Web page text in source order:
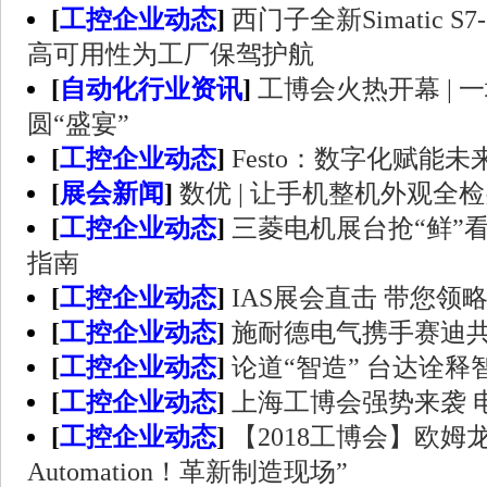
[工控企业动态] 西门子全新Simatic
高可用性为工厂保驾护航
[自动化行业资讯] 工博会火热开幕 |
圆“盛宴”
[工控企业动态] Festo：数字化赋能未
[展会新闻] 数优 | 让手机整机外观全
[工控企业动态] 三菱电机展台抢“鲜”
指南
[工控企业动态] IAS展会直击 带您领
[工控企业动态] 施耐德电气携手赛迪
[工控企业动态] 论道“智造” 台达诠释
[工控企业动态]
上海工博会强势来袭
[工控企业动态]
【2018工博会】欧姆
Automation！革新制造现场”